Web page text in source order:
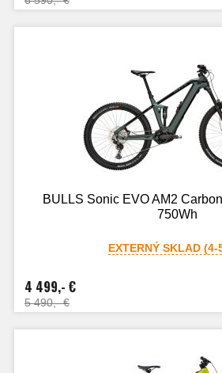
BULLS Sonic EVO AM2
750Wh
EXTERNÝ SKLAD
4 499,- €
5 490,- €